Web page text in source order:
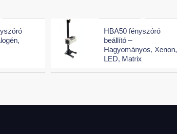
HBA50 fényszóró
beállító –
Hagyományos, Xenon,
LED, Matrix